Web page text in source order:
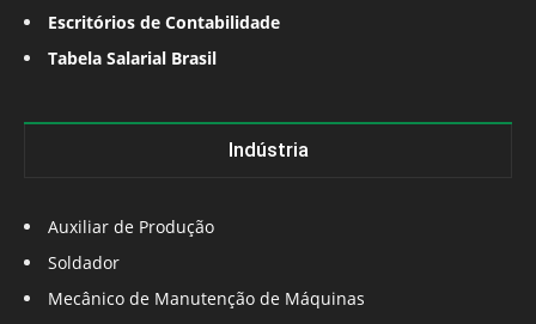
Escritórios de Contabilidade
Tabela Salarial Brasil
Indústria
Auxiliar de Produção
Soldador
Mecânico de Manutenção de Máquinas